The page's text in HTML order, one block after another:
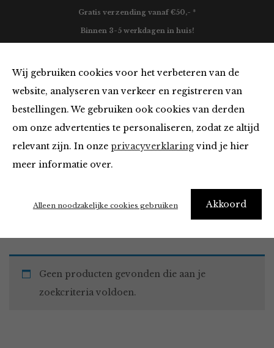
Wij gebruiken cookies voor het verbeteren van de
website, analyseren van verkeer en registreren van
bestellingen. We gebruiken ook cookies van derden
om onze advertenties te personaliseren, zodat ze altijd
relevant zijn. In onze privacyverklaringvind je hier
meer informatie over.
Akkoord
Alleen noodzakelijke cookies gebruiken
Gratis verzending vanaf €50,- *
Binnen 3-5 werkdagen in huis!
Must Haves
Home Winkel Accessoires Must Haves
Geen producten gevonden die aan je
zoekcriteria voldoen.